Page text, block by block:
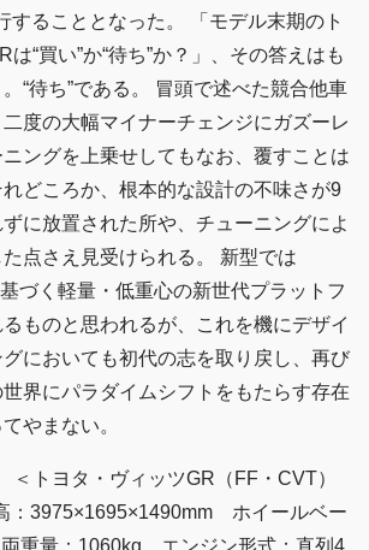
することとなった。 「モデル末期のト
は“買い”か“待ち”か？」、その答えはも
“待ち”である。 冒頭で述べた競合他車
度の大幅マイナーチェンジにガズーレ
ングを上乗せしてもなお、覆すことは
どころか、根本的な設計の不味さが9
に放置された所や、チューニングによ
点さえ見受けられる。 新型では
づく軽量・低重心の新世代プラットフ
ものと思われるが、これを機にデザイ
においても初代の志を取り戻し、再び
界にパラダイムシフトをもたらす存在
やまない。
＜トヨタ・ヴィッツGR（FF・CVT）
：3975×1695×1490mm ホイールベー